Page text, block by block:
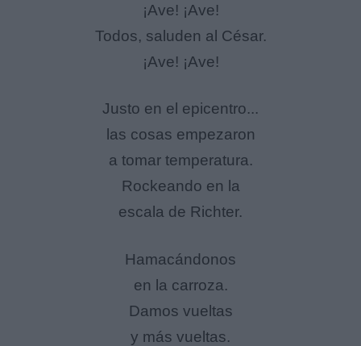
¡Ave! ¡Ave!
Todos, saluden al César.
¡Ave! ¡Ave!
Justo en el epicentro...
las cosas empezaron
a tomar temperatura.
Rockeando en la
escala de Richter.
Hamacándonos
en la carroza.
Damos vueltas
y más vueltas.